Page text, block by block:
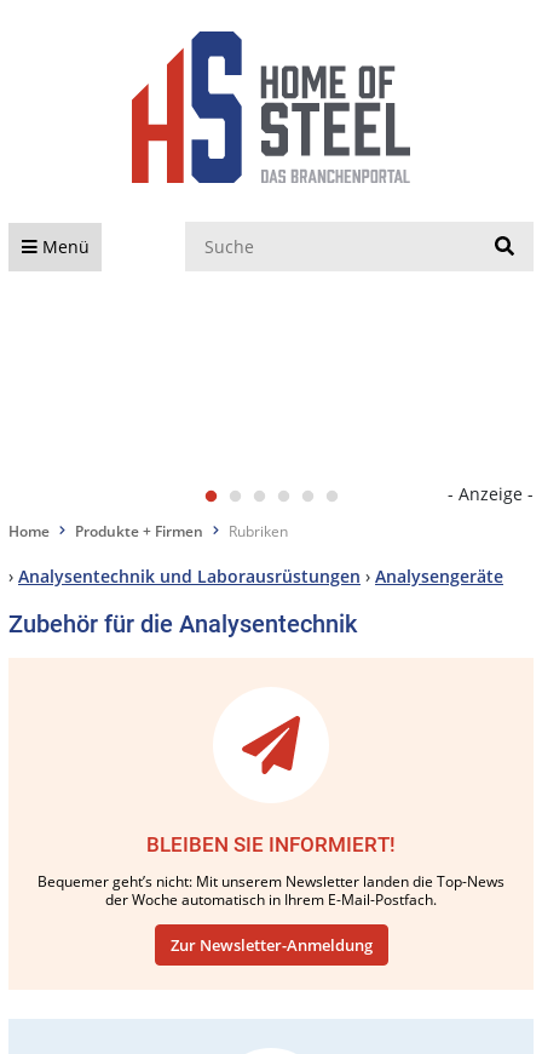
Menü
- Anzeige -
Home Produkte + Firmen Rubriken
› Analysentechnik und Laborausrüstungen › Analysengeräte
Zubehör für die Analysentechnik
BLEIBEN SIE INFORMIERT!
Bequemer geht’s nicht: Mit unserem Newsletter landen die Top-News
der Woche automatisch in Ihrem E-Mail-Postfach.
Zur Newsletter-Anmeldung